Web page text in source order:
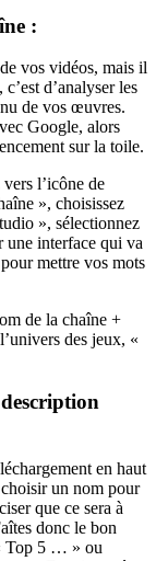
:
vos vidéos, mais il
d’analyser les
de vos œuvres.
Google, alors
sur la toile.
l’icône de
», choisissez
», sélectionnez
une interface qui va
mettre vos mots
de la chaîne +
des jeux, «
en haut
un nom pour
que ce sera à
donc le bon
Top 5 … » ou